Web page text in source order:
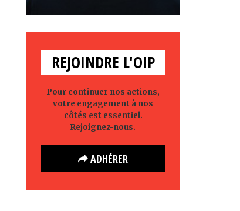
REJOINDRE L'OIP
Pour continuer nos actions,
votre engagement à nos
côtés est essentiel.
Rejoignez-nous.
ADHÉRER